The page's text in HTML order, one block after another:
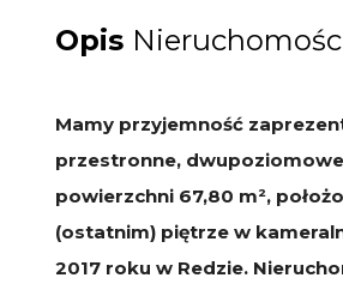
Opis
Mamy przyjemność
przestronne,
powierzchni 67,80 m²,
(ostatnim) piętrze w
2017 roku w Redzie.